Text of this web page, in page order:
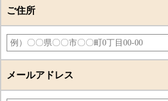
ご住所
メールアドレス